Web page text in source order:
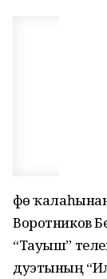
Өфө
Воротников
“Тауыш”
дуэтының